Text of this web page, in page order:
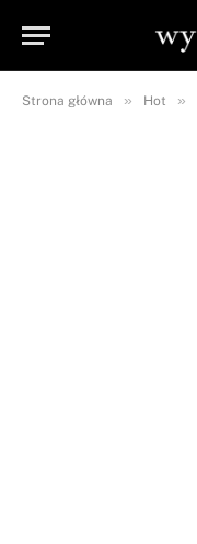
Strona główna » Hot »